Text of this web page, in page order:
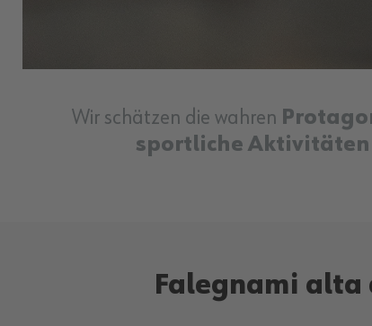
Wir schätzen die wahren
sportliche Aktivitäten
Falegnami alta